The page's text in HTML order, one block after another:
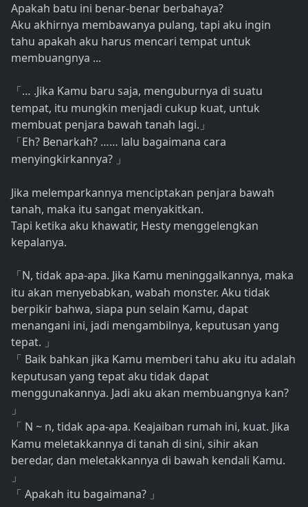
Apakah batu ini benar-benar berbahaya?
Aku akhirnya membawanya pulang, tapi aku ingin
tahu apakah aku harus mencari tempat untuk
membuangnya ...
「 … .Jika Kamu baru saja, menguburnya di suatu
tempat, itu mungkin menjadi cukup kuat, untuk
membuat penjara bawah tanah lagi. 」
「 Eh? Benarkah? …… lalu bagaimana cara
menyingkirkannya? 」
Jika melemparkannya menciptakan penjara bawah
tanah, maka itu sangat menyakitkan.
Tapi ketika aku khawatir, Hesty menggelengkan
kepalanya.
「 N, tidak apa-apa. Jika Kamu meninggalkannya, maka
itu akan menyebabkan, wabah monster. Aku tidak
berpikir bahwa, siapa pun selain Kamu, dapat
menangani ini, jadi mengambilnya, keputusan yang
tepat.
」
「
Baik bahkan jika Kamu memberi tahu aku itu adalah
keputusan yang tepat aku tidak dapat
menggunakannya. Jadi aku akan membuangnya kan?
」
「
N ~ n, tidak apa-apa. Keajaiban rumah ini, kuat. Jika
Kamu meletakkannya di tanah di sini, sihir akan
beredar, dan meletakkannya di bawah kendali Kamu.
」
「 Apakah itu bagaimana? 」